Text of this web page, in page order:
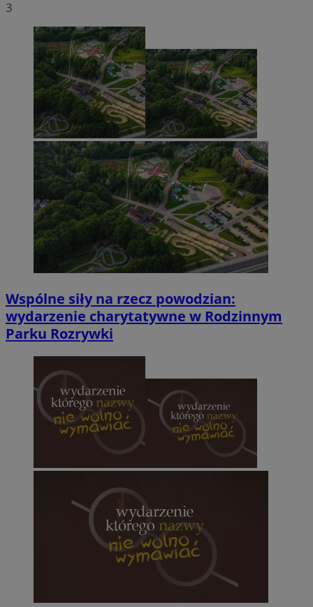
3
Wspólne siły na rzecz powodzian:
wydarzenie charytatywne w Rodzinnym
Parku Rozrywki